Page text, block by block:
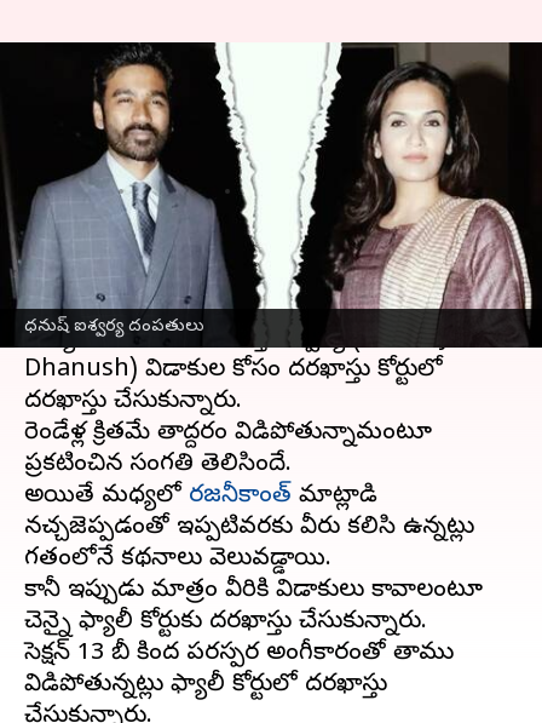
ధనుష్​ ఐశ్వర్య దంపతులు
Dhanush-Aiswarya Divorced:
కోర్టులో విడాకులకు దరఖాస్తు చేసిన
ధనుష్..ఐశ్వర్య దంపతులు
వ్రాసిన వారు Stalin Apr 08, 2024 07:10 pm
ఈ వార్తాకథనం ఏంటి
తమిళ కథనాయకుడుధనుష్(Dhanush), ఆయన
భార్య, రజనీకాంత్ కుమార్తె ఐశ్వర్య (Aiswarya
Dhanush) విడాకుల కోసం దరఖాస్తు కోర్టులో
దరఖాస్తు చేసుకున్నారు.
రెండేళ్ల క్రితమే తామిద్దరం విడిపోతున్నామంటూ
ప్రకటించిన సంగతి తెలిసిందే.
అయితే మధ్యలో రజనీకాంత్ మాట్లాడి
నచ్చజెప్పడంతో ఇప్పటివరకు వీరు కలిసి ఉన్నట్లు
గతంలోనే కథనాలు వెలువడ్డాయి.
కానీ ఇప్పుడు మాత్రం వీరికి విడాకులు కావాలంటూ
చెన్నై ఫ్యామిలీ కోర్టుకు దరఖాస్తు చేసుకున్నారు.
సెక్షన్ 13 బీ కింద పరస్పర అంగీకారంతో తాము
విడిపోతున్నట్లు ఫ్యామిలీ కోర్టులో దరఖాస్తు